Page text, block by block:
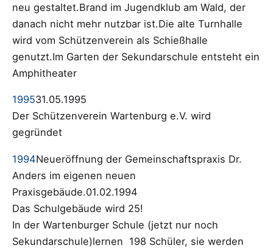
neu gestaltet.Brand im Jugendklub am Wald, der
danach nicht mehr nutzbar ist.Die alte Turnhalle
wird vom Schützenverein als Schießhalle
genutzt.Im Garten der Sekundarschule entsteht ein
Amphitheater
199531.05.1995
Der Schützenverein Wartenburg e.V. wird
gegründet
1994Neueröffnung der Gemeinschaftspraxis Dr.
Anders im eigenen neuen
Praxisgebäude.01.02.1994
Das Schulgebäude wird 25!
In der Wartenburger Schule (jetzt nur noch
Sekundarschule)lernen 198 Schüler, sie werden